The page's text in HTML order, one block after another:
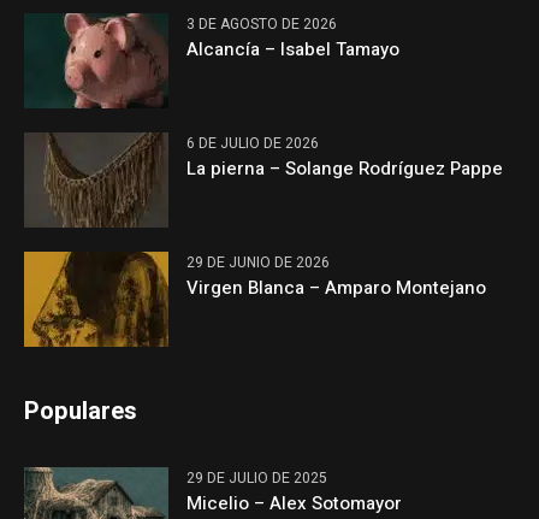
3 DE AGOSTO DE 2026
Alcancía – Isabel Tamayo
6 DE JULIO DE 2026
La pierna – Solange Rodríguez Pappe
29 DE JUNIO DE 2026
Virgen Blanca – Amparo Montejano
Populares
29 DE JULIO DE 2025
Micelio – Alex Sotomayor